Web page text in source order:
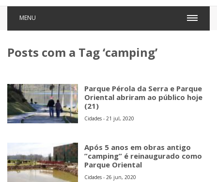
MENU
Posts com a Tag ‘camping’
Parque Pérola da Serra e Parque
Oriental abriram ao público hoje
(21)
Cidades - 21 jul, 2020
Após 5 anos em obras antigo
”camping” é reinaugurado como
Parque Oriental
Cidades - 26 jun, 2020